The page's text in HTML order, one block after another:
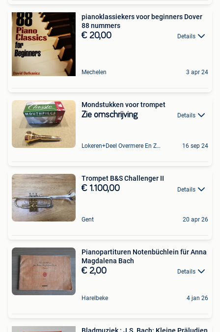
pianoklassiekers voor beginners Dover
88 nummers
€ 20,00 Details
Mechelen 3 apr 24
Mondstukken voor trompet
Zie omschrijving Details
Lokeren+Deel Overmere En Zele 16 sep 24
Trompet B&S Challenger II
€ 1.100,00 Details
Gent 20 apr 26
Pianopartituren Notenbüchlein für Anna
Magdalena Bach
€ 2,00 Details
Harelbeke 4 jan 26